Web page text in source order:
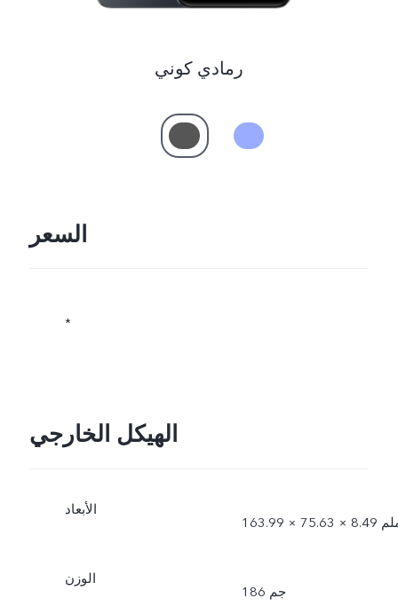
رمادي كوني
السعر
*
الهيكل الخارجي
الأبعاد
75.63 × 8.49 ملم
الوزن
186 جم